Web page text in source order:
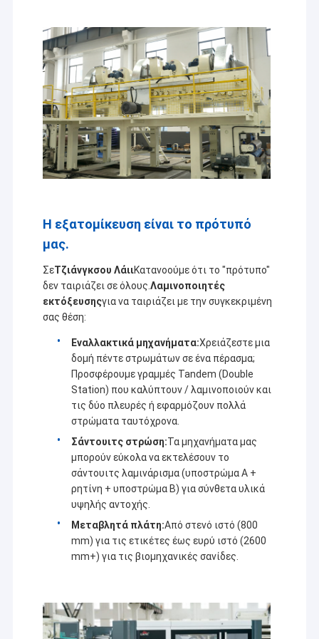
Περίπου εμείς
Η εξατομίκευση είναι το πρότυπό
μας.
ΣεΤζιάνγκσου ΛάιιΚατανοούμε ότι το "πρότυπο"
δεν ταιριάζει σε όλους.Λαμινοποιητές
εκτόξευσηςγια να ταιριάζει με την συγκεκριμένη
σας θέση:
Εναλλακτικά μηχανήματα:Χρειάζεστε μια
δομή πέντε στρωμάτων σε ένα πέρασμα;
Προσφέρουμε γραμμές Tandem (Double
Station) που καλύπτουν / λαμινοποιούν και
τις δύο πλευρές ή εφαρμόζουν πολλά
στρώματα ταυτόχρονα.
Σάντουιτς στρώση:Τα μηχανήματα μας
μπορούν εύκολα να εκτελέσουν το
σάντουιτς λαμινάρισμα (υποστρώμα Α +
ρητίνη + υποστρώμα Β) για σύνθετα υλικά
υψηλής αντοχής.
Μεταβλητά πλάτη:Από στενό ιστό (800
mm) για τις ετικέτες έως ευρύ ιστό (2600
mm+) για τις βιομηχανικές σανίδες.
2007 και μετακόμισε στην επαρχία Jintan το 2015. The
new factory with enlarged scale and advanced
technology has improved its brand influence and become